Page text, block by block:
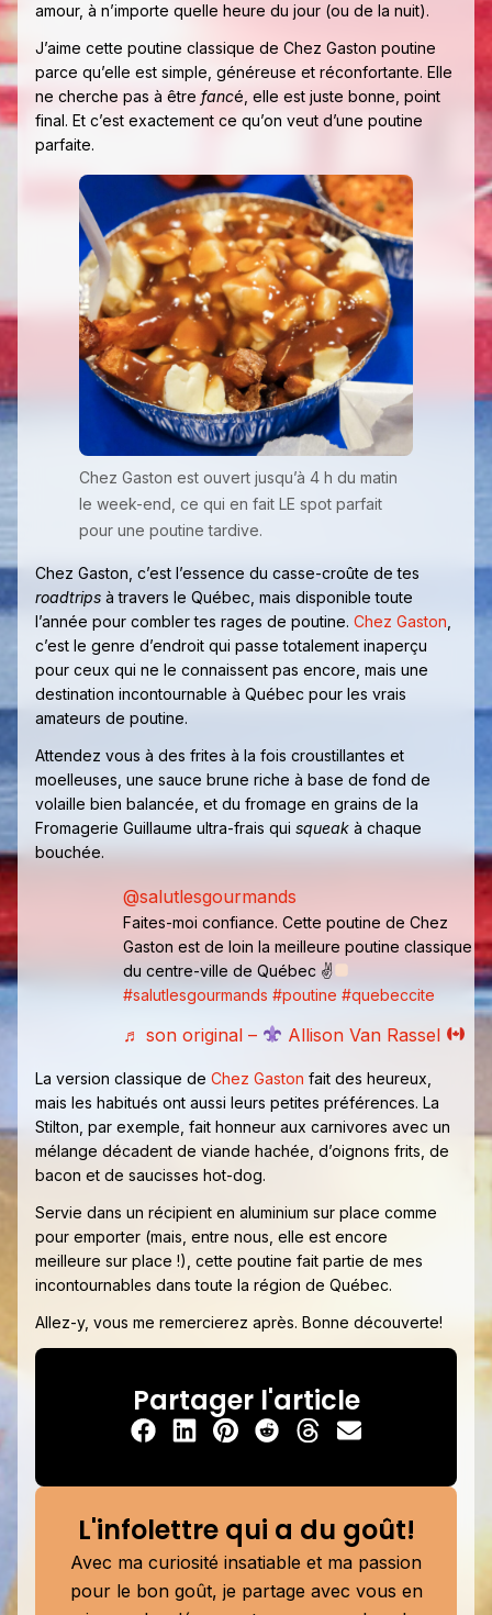
amour, à n’importe quelle heure du jour (ou de la nuit).
J’aime cette poutine classique de Chez Gaston poutine
parce qu’elle est simple, généreuse et réconfortante. Elle
ne cherche pas à être fancé, elle est juste bonne, point
final. Et c’est exactement ce qu’on veut d’une poutine
parfaite.
Chez Gaston est ouvert jusqu’à 4 h du matin
le week-end, ce qui en fait LE spot parfait
pour une poutine tardive.
Chez Gaston, c’est l’essence du casse-croûte de tes
roadtrips à travers le Québec, mais disponible toute
l’année pour combler tes rages de poutine. Chez Gaston
c’est le genre d’endroit qui passe totalement inaperçu
pour ceux qui ne le connaissent pas encore, mais une
destination incontournable à Québec pour les vrais
amateurs de poutine.
Attendez vous à des frites à la fois croustillantes et
moelleuses, une sauce brune riche à base de fond de
volaille bien balancée, et du fromage en grains de la
Fromagerie Guillaume ultra-frais qui squeak à chaque
bouchée.
@salutlesgourmands
Faites-moi confiance. Cette poutine de Chez
Gaston est de loin la meilleure poutine classique
du centre-ville de Québec ✌
#salutlesgourmands #poutine #quebeccite
♬ son original – Allison Van Rassel
La version classique de Chez Gaston fait des heureux,
mais les habitués ont aussi leurs petites préférences. La
Stilton, par exemple, fait honneur aux carnivores avec un
mélange décadent de viande hachée, d’oignons frits, de
bacon et de saucisses hot-dog.
Servie dans un récipient en aluminium sur place comme
pour emporter (mais, entre nous, elle est encore
meilleure sur place !), cette poutine fait partie de mes
incontournables dans toute la région de Québec.
Allez-y, vous me remercierez après. Bonne découverte!
Partager l'article
L'infolettre qui a du goût!
Avec ma curiosité insatiable et ma passion
pour le bon goût, je partage avec vous en